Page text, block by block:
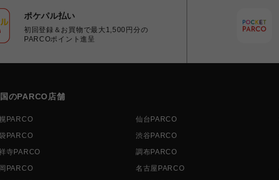
ポケパル払い
初回登録＆お買物で最大1,500円分の
PARCOポイント進呈
のPARCO店舗
PARCO 仙台PARCO
PARCO
渋谷PARCO
寺PARCO
調布PARCO
PARCO
名古屋PARCO